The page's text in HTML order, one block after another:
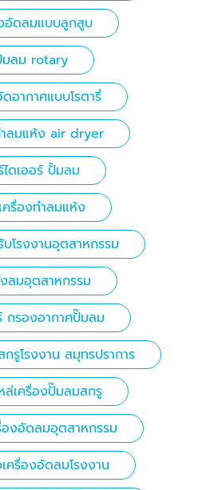
อัดลมแบบลูกสูบ
ลม rotary
อากาศแบบโรตารี่
าลมแห้ง air dryer
ไดเออร์ ปั้มลม
ครื่องทำลมแห้ง
โรงงานอุตสาหกรรม
ลมอุตสาหกรรม
กรองอากาศปั๊มลม
รูโรงงาน สมุทรปราการ
ล่เครื่องปั๊มลมสกรู
องอัดลมอุตสาหกรรม
ครื่องอัดลมโรงงาน